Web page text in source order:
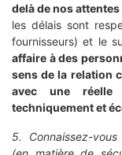
delà de nos
les délais sont
fournisseurs) et le
affaire à des
sens de la relation
avec une réelle
techniquement et
5. Connaissez-